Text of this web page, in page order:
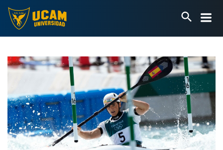
Pasar
contenido
principal